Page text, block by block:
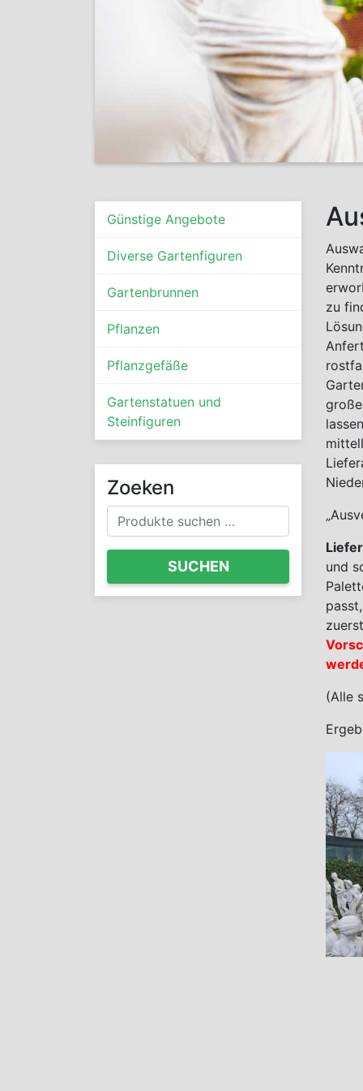
Günstige Angebote
Diverse Gartenfiguren
Gartenbrunnen
Pflanzen
Pflanzgefäße
Gartenstatuen und
Steinfiguren
Zoeken
Suchen
nach:
SUCHEN
zu
und
(Alle